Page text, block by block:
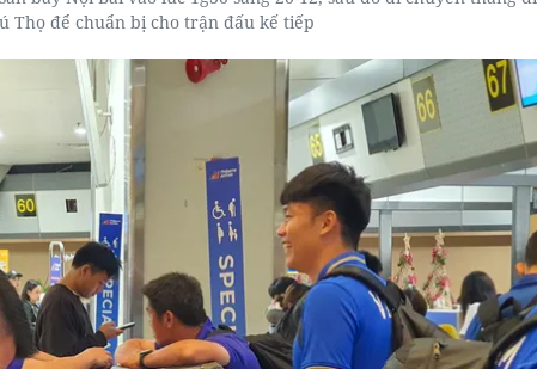
Thọ để chuẩn bị cho trận đấu kế tiếp